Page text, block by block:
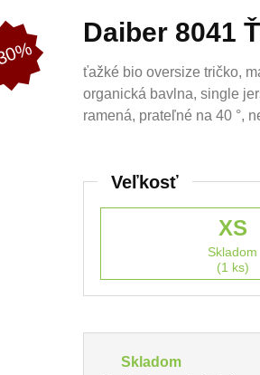
Daiber 8041
ťažké bio oversize tričko,
organická bavlna, single
ramená, prateľné na 40 °,
Veľkosť
XS
Skladom
(1 ks)
Skladom